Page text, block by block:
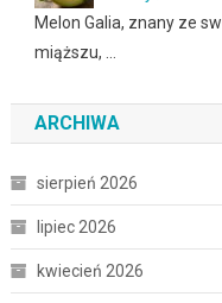
Melon Galia, znany ze
miąższu, …
ARCHIWA
sierpień 2026
lipiec 2026
kwiecień 2026